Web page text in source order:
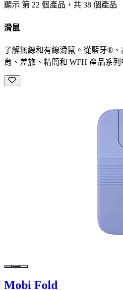
顯示 第 22 個產品，共 38 個產品
滑鼠
了解無線和有線滑鼠。從藍牙®
育、差旅、精簡和 WFH 產品系列
Mobi Fold